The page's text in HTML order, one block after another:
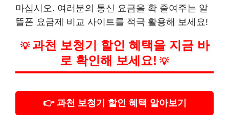
마십시오. 여러분의 통신 요금을 확 줄여주는 알
뜰폰 요금제 비교 사이트를 적극 활용해 보세요!
💡 과천 보청기 할인 혜택을 지금 바
로 확인해 보세요! 💡
👉 과천 보청기 할인 혜택 알아보기